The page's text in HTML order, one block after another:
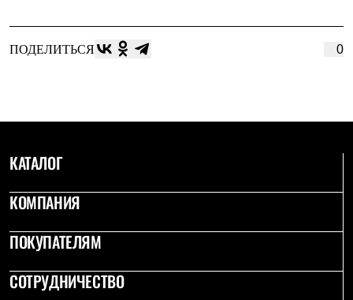
Брюки
Утепленная синтетикой
Куртки
Штормовая одежда
Софтшелл одежда
Куртки
Лёгкая одежда
Рубашки
ПОДЕЛИТЬСЯ 0
КАТАЛОГ
КОМПАНИЯ
ПОКУПАТЕЛЯМ
СОТРУДНИЧЕСТВО